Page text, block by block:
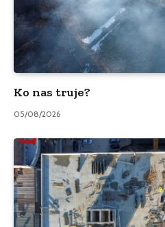
Ko nas truje?
05/08/2026